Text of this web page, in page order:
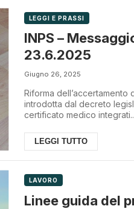
LEGGI E PRASSI
INPS –
23.6.2025
Giugno 26, 2025
Riforma
introdotta dal decreto
certificato medico
LEGGI TUTTO
LAVORO
Linee guida del